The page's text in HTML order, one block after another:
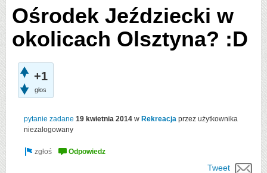
Ośrodek Jeździecki w
okolicach Olsztyna? :D
+1
głos
pytanie zadane 19 kwietnia 2014 w Rekreacja przez użytkownika
niezalogowany
Tweet